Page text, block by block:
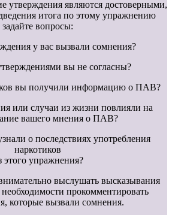
утверждения являются достоверными,
итога по этому упражнению
задайте вопросы:
у вас вызвали сомнения?
вы не согласны?
вы получили информацию о ПАВ?
или случаи из жизни повлияли на
вашего мнения о ПАВ?
о последствиях употребления
наркотиков
этого упражнения?
выслушать высказывания
прокомментировать
которые вызвали сомнения.